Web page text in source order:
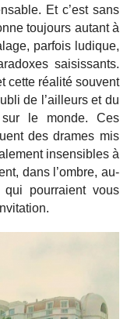
Et c’est sans
toujours autant à
parfois ludique,
saisissants.
cette réalité souvent
de l’ailleurs et du
sur le monde. Ces
des drames mis
insensibles à
dans l’ombre, au-
pourraient vous